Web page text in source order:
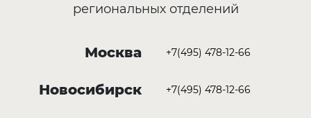
региональных отделений
Москва +7(495) 478-12-66
Новосибирск +7(495) 478-12-66